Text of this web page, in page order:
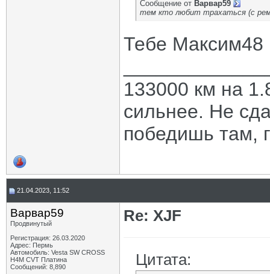
Сообщение от Варвар59
тем кто любит трахаться (с
Тебе Максим48
133000 км на
сильнее. Не
победишь там,
21.04.2023, 11:52
Варвар59
Продвинутый
Регистрация: 26.03.2020
Адрес: Пермь
Автомобиль: Vesta SW CROSS
H4M CVT Платина
Сообщений: 8,890
Re: XJF
Цитата: